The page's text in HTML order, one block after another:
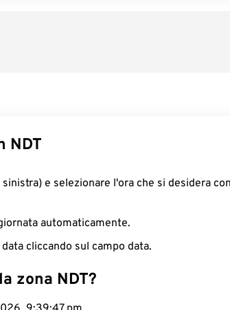
NDT
sinistra) e selezionare l'ora che si desidera
automaticamente.
cliccando sul campo data.
zona NDT?